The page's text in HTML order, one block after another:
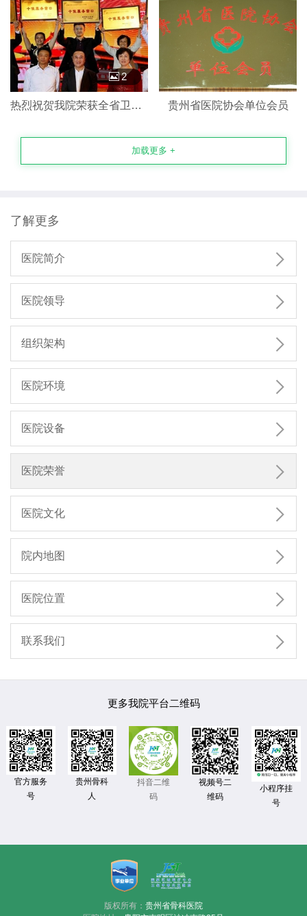
2
热烈祝贺我院荣获全省卫生系统“十佳服务窗口”！ 贵州省医院协会单位会员
加载更多 +
了解更多
医院简介 
医院领导 
组织架构 
医院环境 
医院设备 
医院荣誉 
医院文化 
院内地图 
医院位置 
联系我们 
更多我院平台二维码
官方服务
号
贵州骨科
人
抖音二维
码
视频号二
维码
小程序挂
号
版权所有： 贵州省骨科医院